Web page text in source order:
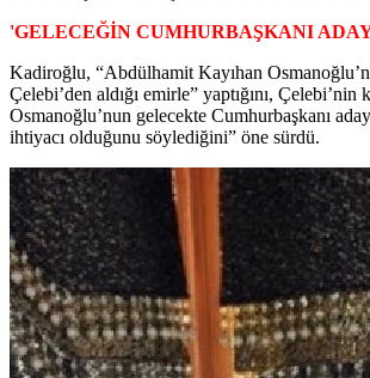
'GELECEĞİN CUMHURBAŞKANI
Kadiroğlu, “Abdülhamit Kayıhan
Çelebi’den aldığı emirle” yaptığını, Çelebi’nin
Osmanoğlu’nun gelecekte Cumhurbaşkanı
ihtiyacı olduğunu söylediğini” öne sürdü.